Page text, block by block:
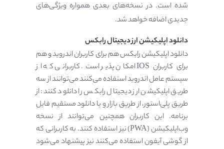
شده است. در نسخه‌های بعدی همواره ویژگی‌های
جدیدی اضافه خواهد شد.
دانلود اپلیکیشن ارز دیجیتال رابکس
دانلود اپلیکیشن رابکس هم برای کاربران اندروید و هم
برای کاربران IOS امکان پذیر است. کاربرانی که از
سیستم عامل اندروید استفاده می‌کنند می‌توانند از سه
طریق اپلیکیشن ارز دیجیتال رابکس را دانلود کنند: از
طریق پلی‌استور، از طریق بازار و یا دانلود مستقیم فایل
برنامه. این کاربران همچنین می‌توانند از نسخه
وب‌اپلیکیشن (PWA) نیز استفاده کنند. به کاربرانی که
از گوشی آیفون استفاده می‌کنند نیز پیشنهاد می‌شود